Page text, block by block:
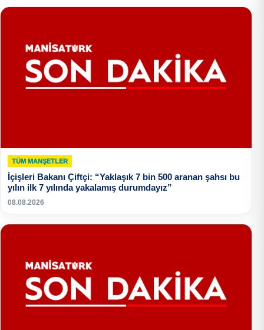
TÜM MANŞETLER
İçişleri Bakanı Çiftçi: “Yaklaşık 7 bin 500 aranan şahsı bu
yılın ilk 7 yılında yakalamış durumdayız”
08.08.2026